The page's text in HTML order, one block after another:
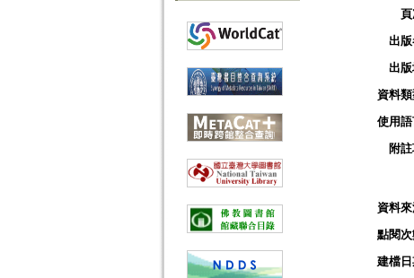
出版
出版
資料類
使用語
附
資料
點閱次
建檔日